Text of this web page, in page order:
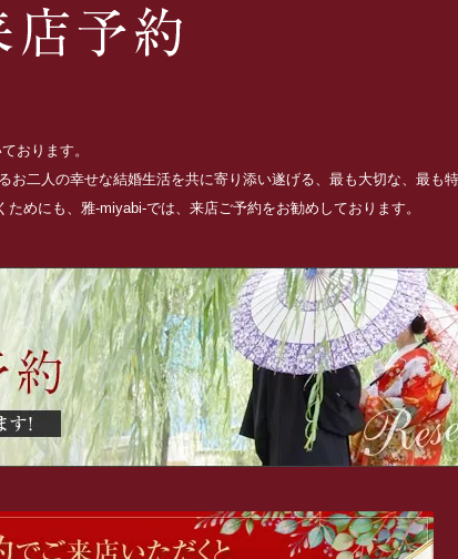
おります。
二人の幸せな結婚生活を共に寄り添い遂げる、最も大切な、最も特
めにも、雅-miyabi-では、来店ご予約をお勧めしております。